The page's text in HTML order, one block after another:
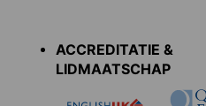
ACCREDITATIE &
LIDMAATSCHAP